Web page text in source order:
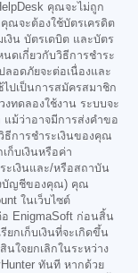
คุณจะไม่ถูก
คุณจะต้องใช้บัตรเครดิต
งิน บัตรเดบิต และบัตร
ดเกี่ยวกับวิธีการชำระ
อดภัยจะต่อเนื่องและ
ไปเป็นการสมัครสมาชิก
ทดลองใช้งาน ระบบจะ
แม้ว่าอาจมีการส่งคำขอ
ธีการชำระเงินของคุณ
ก็บเงินหรือค่า
ะเงินและ/หรือสถาบัน
งบัญชีของคุณ) คุณ
ในเว็บไซต์
EnigmaSoft ก่อนสิ้น
ยกเก็บเงินที่จะเกิดขึ้น
ใจยกเลิกในระหว่าง
ทันที หากด้วย